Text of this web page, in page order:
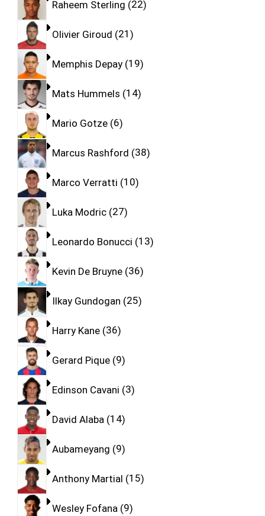
Raheem Sterling 22
Olivier Giroud 21
Memphis Depay 19
Mats Hummels 14
Mario Gotze 6
Marcus Rashford 38
Marco Verratti 10
Luka Modric 27
Leonardo Bonucci 13
Kevin De Bruyne 36
Ilkay Gundogan 25
Harry Kane 36
Gerard Pique 9
Edinson Cavani 3
David Alaba 14
Aubameyang 9
Anthony Martial 15
Wesley Fofana 9